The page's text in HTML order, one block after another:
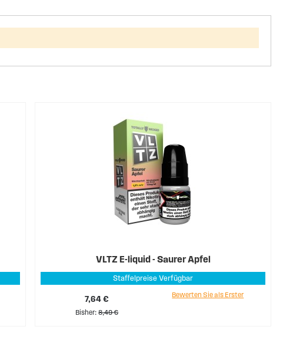
VLTZ E-liquid - Saurer Apfel
Staffelpreise Verfügbar
7,64 €
Bisher 8,49 €
Bewerten Sie als Erster